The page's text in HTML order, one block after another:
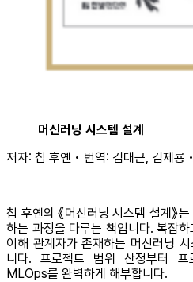
머신러닝 시스템 설계
저자: 칩 후옌 • 번역: 김대근, 김제
칩 후옌의 《머신러닝 시스템 설계》
하는 과정을 다루는 책입니다. 복잡
이해 관계자가 존재하는 머신러닝
니다. 프로젝트 범위 산정부터 프
MLOps를 완벽하게 해부합니다.